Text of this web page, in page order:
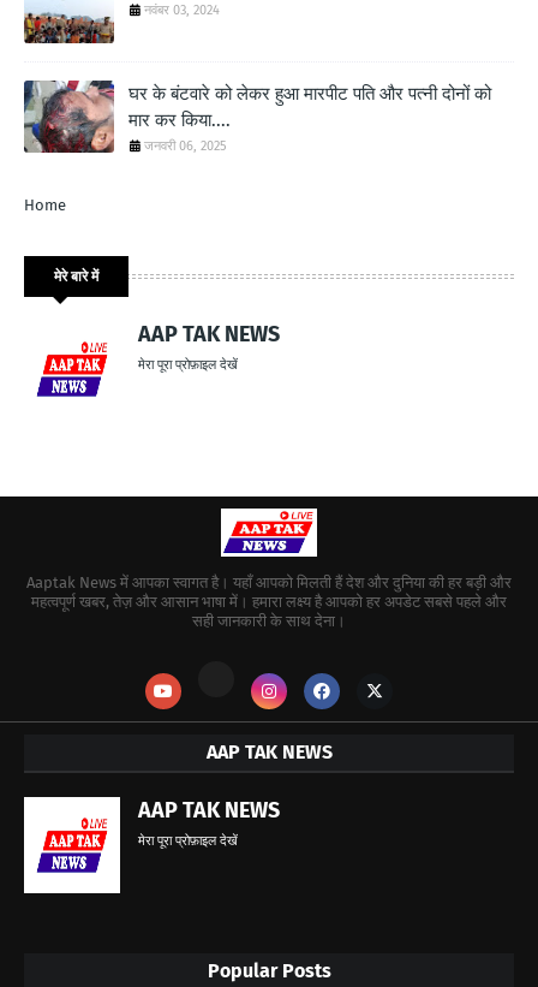
नवंबर 03, 2024
घर के बंटवारे को लेकर हुआ मारपीट पति और पत्नी दोनों को
मार कर किया....
जनवरी 06, 2025
Home
मेरे बारे में
AAP TAK NEWS
मेरा पूरा प्रोफ़ाइल देखें
Aaptak News में आपका स्वागत है। यहाँ आपको मिलती हैं देश और दुनिया की हर बड़ी और
महत्वपूर्ण खबर, तेज़ और आसान भाषा में। हमारा लक्ष्य है आपको हर अपडेट सबसे पहले और
सही जानकारी के साथ देना।
AAP TAK NEWS
AAP TAK NEWS
मेरा पूरा प्रोफ़ाइल देखें
Popular Posts